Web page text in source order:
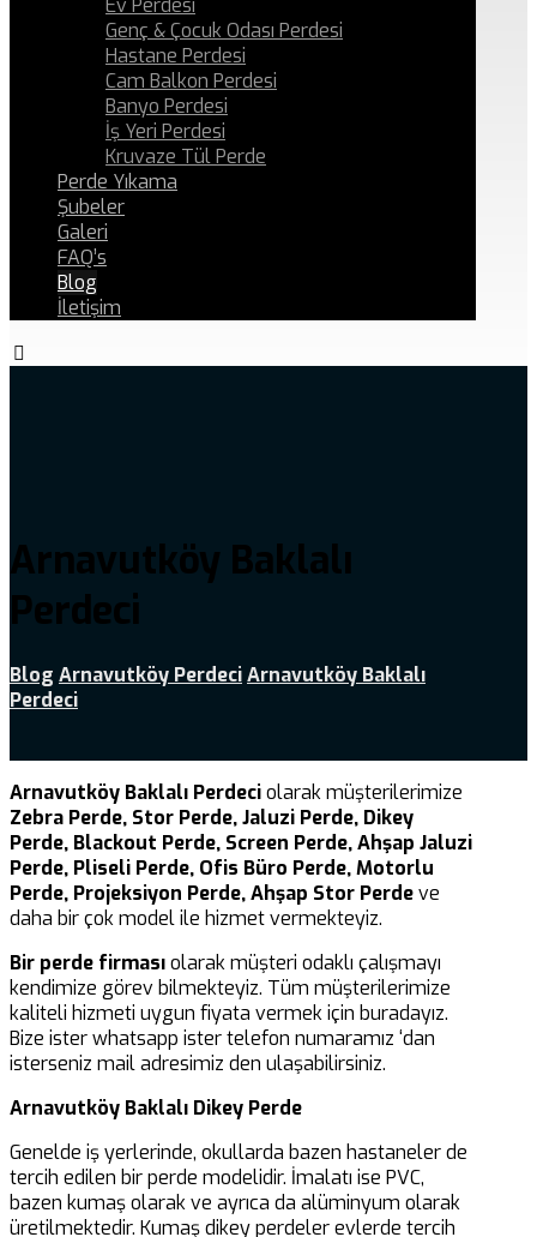
Ev Perdesi
Genç & Çocuk Odası Perdesi
Hastane Perdesi
Cam Balkon Perdesi
Banyo Perdesi
İş Yeri Perdesi
Kruvaze Tül Perde
Perde Yıkama
Şubeler
Galeri
FAQ’s
Blog
İletişim
Arnavutköy Baklalı
Perdeci
Blog Arnavutköy PerdeciArnavutköy Baklalı
Perdeci
Arnavutköy Baklalı Perdeciolarak müşterilerimize
Zebra Perde, Stor Perde, Jaluzi Perde, Dikey
Perde, Blackout Perde, Screen Perde, Ahşap Jaluzi
Perde, Pliseli Perde, Ofis Büro Perde, Motorlu
Perde, Projeksiyon Perde, Ahşap Stor Perdeve
daha bir çok model ile hizmet vermekteyiz.
Bir perde firmasıolarak müşteri odaklı çalışmayı
kendimize görev bilmekteyiz. Tüm müşterilerimize
kaliteli hizmeti uygun fiyata vermek için buradayız.
Bize ister whatsapp ister telefon numaramız ‘dan
isterseniz mail adresimiz den ulaşabilirsiniz.
Arnavutköy Baklalı Dikey Perde
Genelde iş yerlerinde, okullarda bazen hastaneler de
tercih edilen bir perde modelidir. İmalatı ise PVC,
bazen kumaş olarak ve ayrıca da alüminyum olarak
üretilmektedir. Kumaş dikey perdeler evlerde tercih